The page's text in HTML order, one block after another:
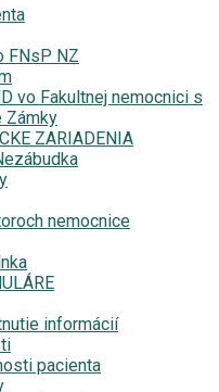
FNsP NZ
vo Fakultnej nemocnici s
Zámky
ZARIADENIA
nemocnice
informácií
pacienta